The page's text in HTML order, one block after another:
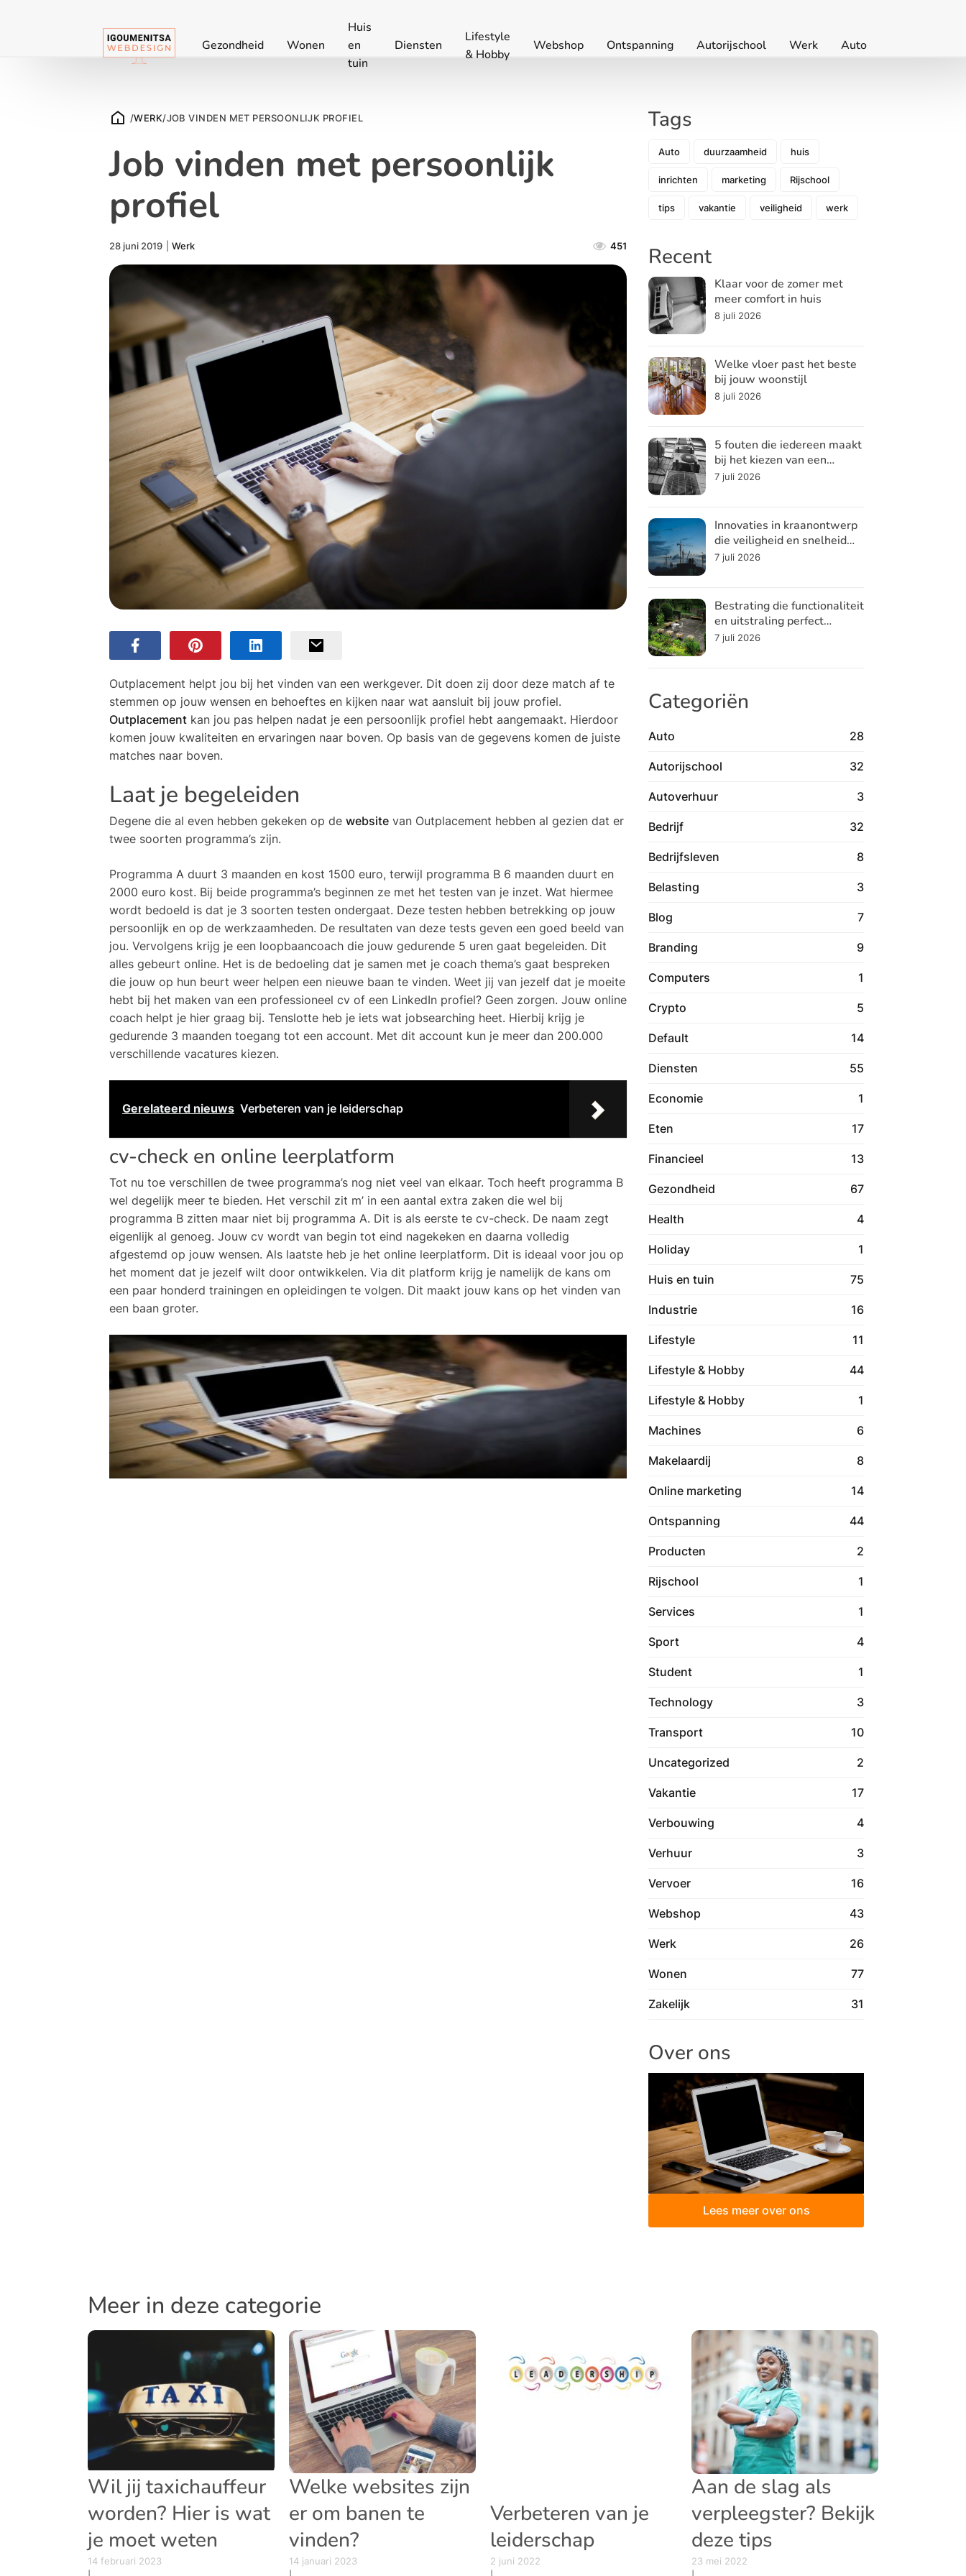
Gezondheid Wonen
Huis
en
tuin
Diensten
Lifestyle
& Hobby
Webshop Ontspanning Autorijschool Werk Auto
/WERK/JOB VINDEN MET PERSOONLIJK PROFIEL
Job vinden met persoonlijk
profiel
28 juni 2019 Werk 451
Outplacement helpt jou bij het vinden van een werkgever. Dit doen zij door deze match af te
stemmen op jouw wensen en behoeftes en kijken naar wat aansluit bij jouw profiel.
Outplacement kan jou pas helpen nadat je een persoonlijk profiel hebt aangemaakt. Hierdoor
komen jouw kwaliteiten en ervaringen naar boven. Op basis van de gegevens komen de juiste
matches naar boven.
Laat je begeleiden
Degene die al even hebben gekeken op de website van Outplacement hebben al gezien dat er
twee soorten programma’s zijn.
Programma A duurt 3 maanden en kost 1500 euro, terwijl programma B 6 maanden duurt en
2000 euro kost. Bij beide programma’s beginnen ze met het testen van je inzet. Wat hiermee
wordt bedoeld is dat je 3 soorten testen ondergaat. Deze testen hebben betrekking op jouw
persoonlijk en op de werkzaamheden. De resultaten van deze tests geven een goed beeld van
jou. Vervolgens krijg je een loopbaancoach die jouw gedurende 5 uren gaat begeleiden. Dit
alles gebeurt online. Het is de bedoeling dat je samen met je coach thema’s gaat bespreken
die jouw op hun beurt weer helpen een nieuwe baan te vinden. Weet jij van jezelf dat je moeite
hebt bij het maken van een professioneel cv of een LinkedIn profiel? Geen zorgen. Jouw online
coach helpt je hier graag bij. Tenslotte heb je iets wat jobsearching heet. Hierbij krijg je
gedurende 3 maanden toegang tot een account. Met dit account kun je meer dan 200.000
verschillende vacatures kiezen.
Gerelateerd nieuws Verbeteren van je leiderschap
cv-check en online leerplatform
Tot nu toe verschillen de twee programma’s nog niet veel van elkaar. Toch heeft programma B
wel degelijk meer te bieden. Het verschil zit m’ in een aantal extra zaken die wel bij
programma B zitten maar niet bij programma A. Dit is als eerste te cv-check. De naam zegt
eigenlijk al genoeg. Jouw cv wordt van begin tot eind nagekeken en daarna volledig
afgestemd op jouw wensen. Als laatste heb je het online leerplatform. Dit is ideaal voor jou op
het moment dat je jezelf wilt door ontwikkelen. Via dit platform krijg je namelijk de kans om
een paar honderd trainingen en opleidingen te volgen. Dit maakt jouw kans op het vinden van
een baan groter.
Tags
Auto duurzaamheid huis
inrichten marketing Rijschool
tips vakantie veiligheid werk
Recent
Klaar voor de zomer met
meer comfort in huis
8 juli 2026
Welke vloer past het beste
bij jouw woonstijl
8 juli 2026
5 fouten die iedereen maakt
bij het kiezen van een
koelsysteem
7 juli 2026
Innovaties in kraanontwerp
die veiligheid en snelheid
verhogen
7 juli 2026
Bestrating die functionaliteit
en uitstraling perfect
combineert
7 juli 2026
Categoriën
Auto 28
Autorijschool 32
Autoverhuur 3
Bedrijf 32
Bedrijfsleven 8
Belasting 3
Blog 7
Branding 9
Computers 1
Crypto 5
Default 14
Diensten 55
Economie 1
Eten 17
Financieel 13
Gezondheid 67
Health 4
Holiday 1
Huis en tuin 75
Industrie 16
Lifestyle 11
Lifestyle & Hobby 44
Lifestyle & Hobby 1
Machines 6
Makelaardij 8
Online marketing 14
Ontspanning 44
Producten 2
Rijschool 1
Services 1
Sport 4
Student 1
Technology 3
Transport 10
Uncategorized 2
Vakantie 17
Verbouwing 4
Verhuur 3
Vervoer 16
Webshop 43
Werk 26
Wonen 77
Zakelijk 31
Over ons
Lees meer over ons
Meer in deze categorie
Wil jij taxichauffeur
worden? Hier is wat
je moet weten
14 februari 2023
Welke websites zijn
er om banen te
vinden?
14 januari 2023
Verbeteren van je
leiderschap
2 juni 2022
Aan de slag als
verpleegster? Bekijk
deze tips
23 mei 2022